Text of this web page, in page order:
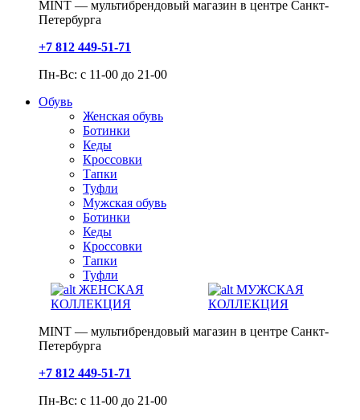
MINT — мультибрендовый магазин в центре Санкт-
Петербурга
+7 812 449-51-71
Пн-Вс: с 11-00 до 21-00
Обувь
Женская обувь
Ботинки
Кеды
Кроссовки
Тапки
Туфли
Мужская обувь
Ботинки
Кеды
Кроссовки
Тапки
Туфли
ЖЕНСКАЯ
КОЛЛЕКЦИЯ
МУЖСКАЯ
КОЛЛЕКЦИЯ
MINT — мультибрендовый магазин в центре Санкт-
Петербурга
+7 812 449-51-71
Пн-Вс: с 11-00 до 21-00